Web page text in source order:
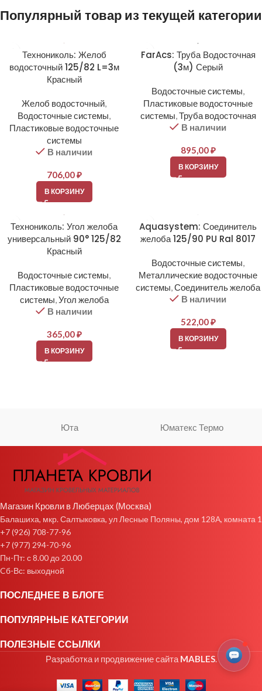
Популярный товар из текущей категории
Технониколь: Желоб
водосточный 125/82 L=3м
Красный
Желоб водосточный
Водосточные системы
Пластиковые водосточные
системы
В наличии
706,00₽
В КОРЗИНУ
FarAcs: Труба Водосточная
(3м) Серый
Водосточные системы
Пластиковые водосточные
системы Труба водосточная
В наличии
895,00₽
В КОРЗИНУ
Технониколь: Угол желоба
универсальный 90° 125/82
Красный
Водосточные системы
Пластиковые водосточные
системы Угол желоба
В наличии
365,00₽
В КОРЗИНУ
Aquasystem: Соединитель
желоба 125/90 PU Ral 8017
Водосточные системы
Металлические водосточные
системы Соединитель желоба
В наличии
522,00₽
В КОРЗИНУ
Юта Юматекс Термо
Магазин Кровли в Люберцах (Москва)
Балашиха, мкр. Салтыковка, ул Лесные Поляны, дом 128А, комната 1
+7 (926) 708-77-96
+7 (977) 294-70-96
Пн-Пт: с 8.00 до 20.00
Cб-Вс: выходной
ПОСЛЕДНЕЕ В БЛОГЕ
ПОПУЛЯРНЫЕ КАТЕГОРИИ
ПОЛЕЗНЫЕ ССЫЛКИ
Разработка и продвижение сайтаMABLES.